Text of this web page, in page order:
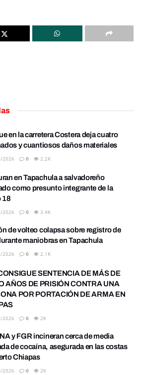
en la carretera Costera deja cuatro
y cuantiosos daños materiales
2026 0 2.2K
en Tapachula a salvadoreño
como presunto integrante de la
18
2026 0 3.4K
de volteo colapsa sobre registro de
maniobras en Tapachula
2026 0 2.1K
SENTENCIA DE MÁS DE
AÑOS DE PRISIÓN CONTRA UNA
POR PORTACIÓN DE ARMA EN
2026 0 2K
y FGR incineran cerca de media
de cocaína, asegurada en las costas
Chiapas
2026 0 2K